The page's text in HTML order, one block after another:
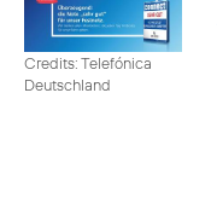
Credits: Telefónica
Deutschland